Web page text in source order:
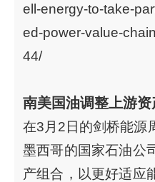
ell-energy-to-take-
ed-power-value-
44/
南美国油调整上游资
在3月2日的剑桥能源
墨西哥的国家石油公
产组合，以更好适应